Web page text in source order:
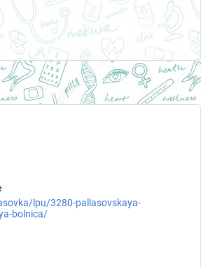
lpu/3280-pallasovskaya-
bolnica/